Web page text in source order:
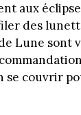
aux
des
Lune sont
se couvrir